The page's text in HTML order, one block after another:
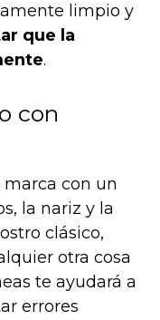
limpio y
que la
.
con
con un
la nariz y la
clásico,
otra cosa
te ayudará a
errores